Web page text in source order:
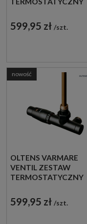
JEDNOOTWOROWY
LEWY BIAŁY 55905000
599,95 zł szt.
OLTENS VARMARE
VENTIL ZESTAW
TERMOSTATYCZNY
JEDNOOTWOROWY
LEWY CZARNY MAT
599,95 zł szt.
nowość